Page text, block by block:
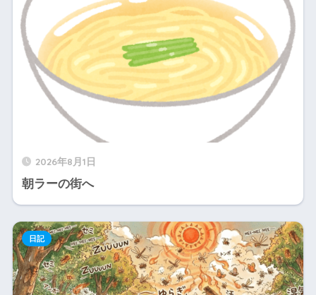
2026年8月1日
朝ラーの街へ
日記